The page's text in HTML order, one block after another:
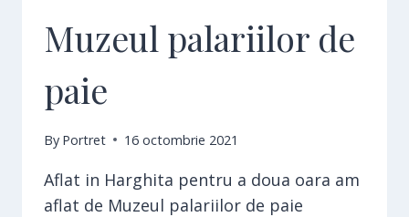
Muzeul palariilor de
paie
By Portret 16 octombrie 2021
Aflat in Harghita pentru a doua oara am
aflat de Muzeul palariilor de paie